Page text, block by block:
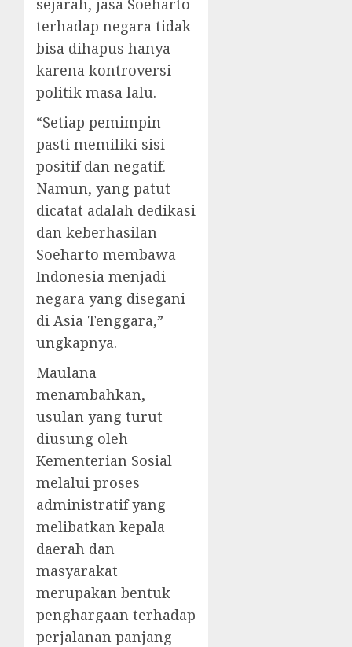
sejarah, jasa Soeharto
terhadap negara tidak
bisa dihapus hanya
karena kontroversi
politik masa lalu.
“Setiap pemimpin
pasti memiliki sisi
positif dan negatif.
Namun, yang patut
dicatat adalah dedikasi
dan keberhasilan
Soeharto membawa
Indonesia menjadi
negara yang disegani
di Asia Tenggara,”
ungkapnya.
Maulana
menambahkan,
usulan yang turut
diusung oleh
Kementerian Sosial
melalui proses
administratif yang
melibatkan kepala
daerah dan
masyarakat
merupakan bentuk
penghargaan terhadap
perjalanan panjang